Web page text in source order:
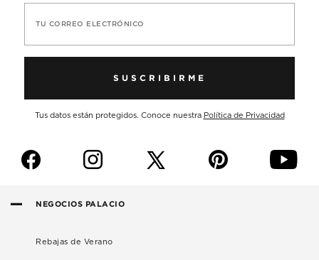
TU CORREO ELECTRÓNICO
SUSCRIBIRME
Tus datos están protegidos. Conoce nuestra Política de Privacidad
f i p y
NEGOCIOS PALACIO
Rebajas de Verano